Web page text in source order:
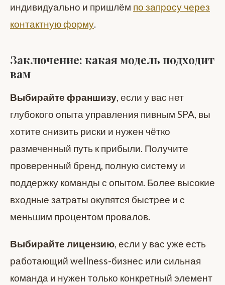
индивидуально и пришлём по запросу через
контактную форму.
Заключение: какая модель подходит
вам
Выбирайте франшизу, если у вас нет
глубокого опыта управления пивным SPA, вы
хотите снизить риски и нужен чётко
размеченный путь к прибыли. Получите
проверенный бренд, полную систему и
поддержку команды с опытом. Более высокие
входные затраты окупятся быстрее и с
меньшим процентом провалов.
Выбирайте лицензию, если у вас уже есть
работающий wellness-бизнес или сильная
команда и нужен только конкретный элемент